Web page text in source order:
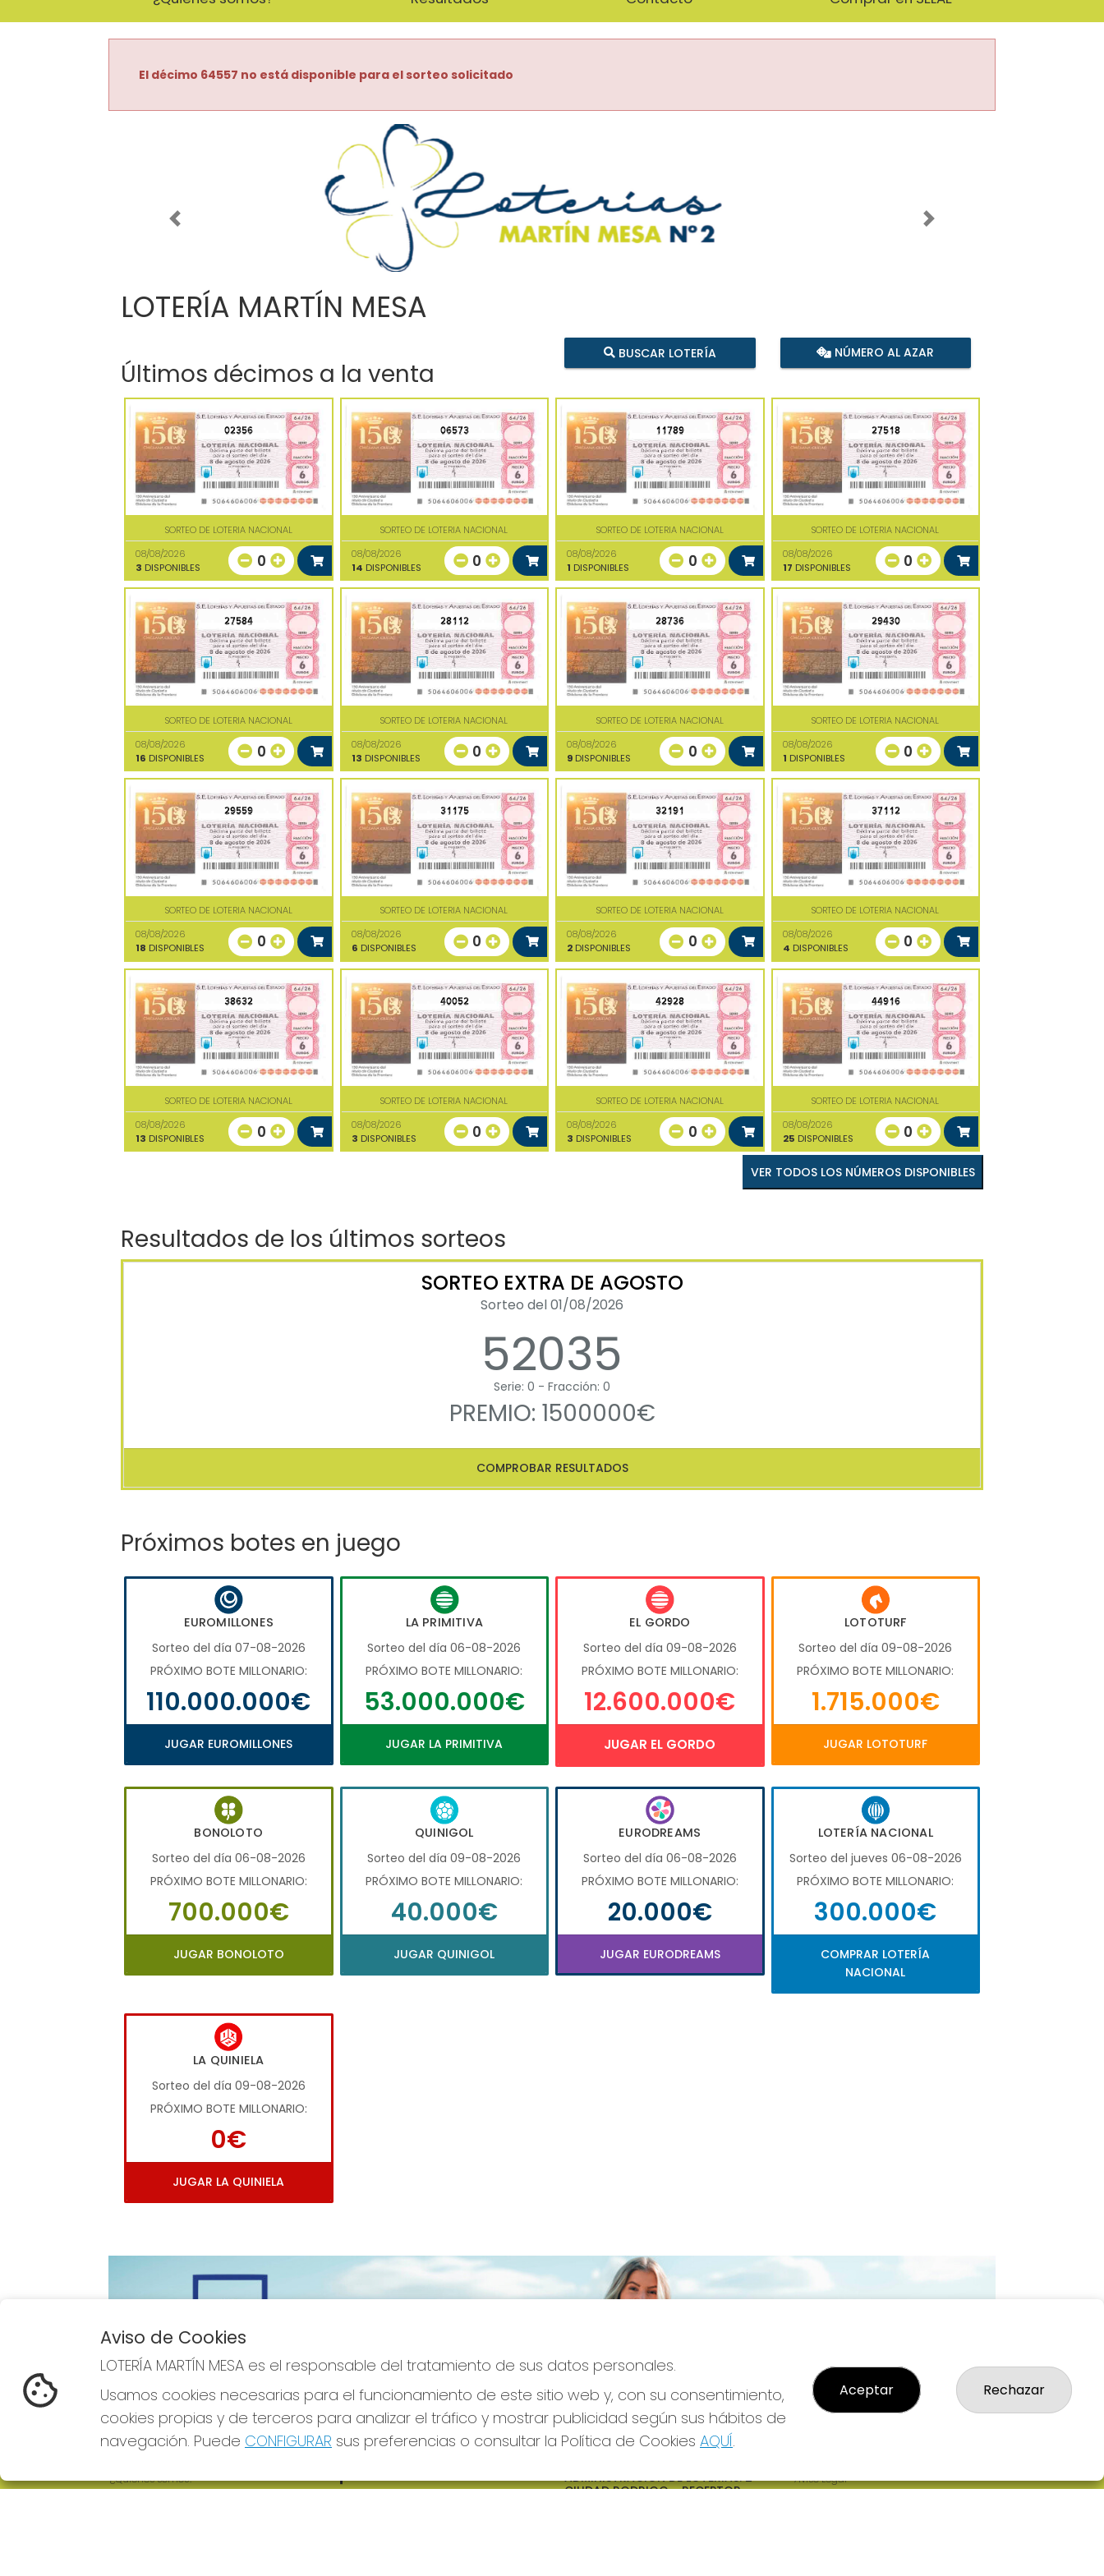
El décimo 64557 no está disponible para el sorteo solicitado
Imagen anterior Imagen siguiente
LOTERÍA MARTÍN MESA
Últimos décimos a la venta
BUSCAR LOTERÍA NÚMERO AL AZAR
02356
SORTEO DE LOTERIA NACIONAL
08/08/2026
3 DISPONIBLES 0
06573
SORTEO DE LOTERIA NACIONAL
08/08/2026
14 DISPONIBLES 0
11789
SORTEO DE LOTERIA NACIONAL
08/08/2026
1 DISPONIBLES 0
27518
SORTEO DE LOTERIA NACIONAL
08/08/2026
17 DISPONIBLES 0
27584
SORTEO DE LOTERIA NACIONAL
08/08/2026
16 DISPONIBLES 0
28112
SORTEO DE LOTERIA NACIONAL
08/08/2026
13 DISPONIBLES 0
28736
SORTEO DE LOTERIA NACIONAL
08/08/2026
9 DISPONIBLES 0
29430
SORTEO DE LOTERIA NACIONAL
08/08/2026
1 DISPONIBLES 0
29559
SORTEO DE LOTERIA NACIONAL
08/08/2026
18 DISPONIBLES 0
31175
SORTEO DE LOTERIA NACIONAL
08/08/2026
6 DISPONIBLES 0
32191
SORTEO DE LOTERIA NACIONAL
08/08/2026
2 DISPONIBLES 0
37112
SORTEO DE LOTERIA NACIONAL
08/08/2026
4 DISPONIBLES 0
38632
SORTEO DE LOTERIA NACIONAL
08/08/2026
13 DISPONIBLES 0
40052
SORTEO DE LOTERIA NACIONAL
08/08/2026
3 DISPONIBLES 0
42928
SORTEO DE LOTERIA NACIONAL
08/08/2026
3 DISPONIBLES 0
44916
SORTEO DE LOTERIA NACIONAL
08/08/2026
25 DISPONIBLES 0
VER TODOS LOS NÚMEROS DISPONIBLES
Resultados de los últimos sorteos
SORTEO EXTRA DE AGOSTO
Sorteo del 01/08/2026
52035
Serie: 0 - Fracción: 0
PREMIO: 1500000€
COMPROBAR RESULTADOS
Próximos botes en juego
EUROMILLONES
Sorteo del día 07-08-2026
PRÓXIMO BOTE MILLONARIO:
110.000.000€
JUGAR EUROMILLONES
LA PRIMITIVA
Sorteo del día 06-08-2026
PRÓXIMO BOTE MILLONARIO:
53.000.000€
JUGAR LA PRIMITIVA
EL GORDO
Sorteo del día 09-08-2026
PRÓXIMO BOTE MILLONARIO:
12.600.000€
JUGAR EL GORDO
LOTOTURF
Sorteo del día 09-08-2026
PRÓXIMO BOTE MILLONARIO:
1.715.000€
JUGAR LOTOTURF
BONOLOTO
Sorteo del día 06-08-2026
PRÓXIMO BOTE MILLONARIO:
700.000€
JUGAR BONOLOTO
QUINIGOL
Sorteo del día 09-08-2026
PRÓXIMO BOTE MILLONARIO:
40.000€
JUGAR QUINIGOL
EURODREAMS
Sorteo del día 06-08-2026
PRÓXIMO BOTE MILLONARIO:
20.000€
JUGAR EURODREAMS
LOTERÍA NACIONAL
Sorteo del jueves 06-08-2026
PRÓXIMO BOTE MILLONARIO:
300.000€
COMPRAR LOTERÍA
NACIONAL
LA QUINIELA
Sorteo del día 09-08-2026
PRÓXIMO BOTE MILLONARIO:
0€
JUGAR LA QUINIELA
Imagen anterior
LOTERÍA MARTÍN MESA
¿Quiénes somos?
REDES SOCIALES
ADMINISTRACION DE LOTERIAS: 2-
CIUDAD RODRIGO - RECEPTOR
Aviso Legal
Aviso de Cookies
LOTERÍA MARTÍN MESA es el responsable del tratamiento de sus datos personales.
Usamos cookies necesarias para el funcionamiento de este sitio web y, con su consentimiento,
cookies propias y de terceros para analizar el tráfico y mostrar publicidad según sus hábitos de
navegación. Puede CONFIGURAR sus preferencias o consultar la Política de Cookies AQUÍ.
Aceptar Rechazar